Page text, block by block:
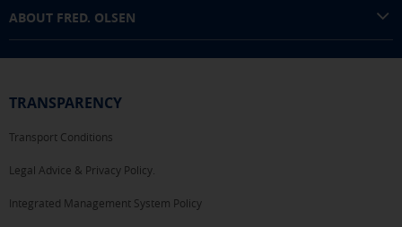
ABOUT FRED. OLSEN
TRANSPARENCY
Transport Conditions
Legal Advice & Privacy Policy.
Integrated Management System Policy